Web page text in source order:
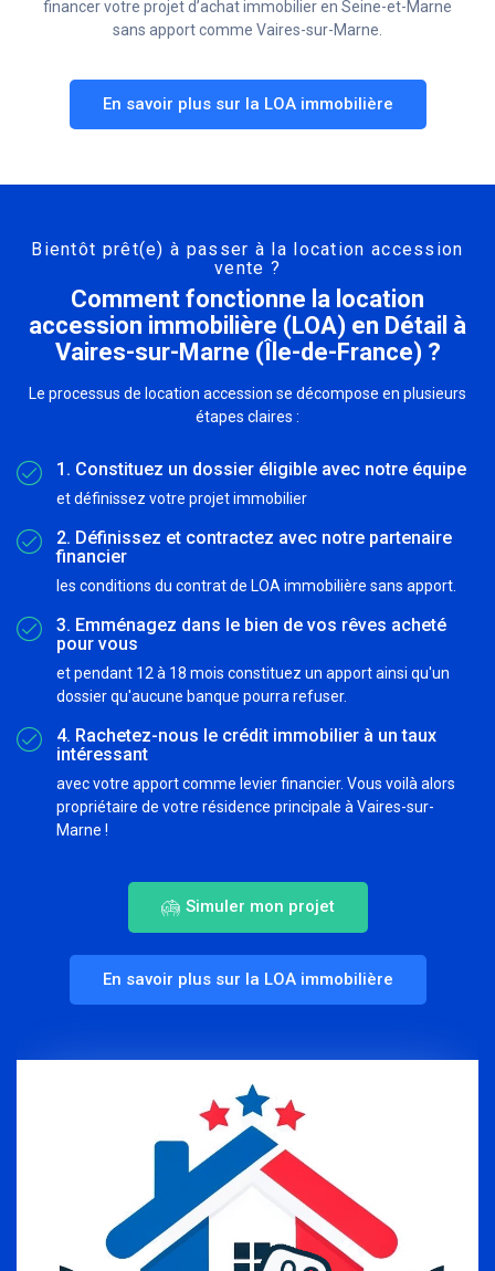
financer votre projet d’achat immobilier en Seine-et-Marne
sans apport comme Vaires-sur-Marne.
En savoir plus sur la LOA immobilière
Bientôt prêt(e) à passer à la location accession
vente ?
Comment fonctionne la location
accession immobilière (LOA) en Détail à
Vaires-sur-Marne (Île-de-France) ?
Le processus de location accession se décompose en plusieurs
étapes claires :
1. Constituez un dossier éligible avec notre équipe
et définissez votre projet immobilier
2. Définissez et contractez avec notre partenaire
financier
les conditions du contrat de LOA immobilière sans apport.
3. Emménagez dans le bien de vos rêves acheté
pour vous
et pendant 12 à 18 mois constituez un apport ainsi qu'un
dossier qu'aucune banque pourra refuser.
4. Rachetez-nous le crédit immobilier à un taux
intéressant
avec votre apport comme levier financier. Vous voilà alors
propriétaire de votre résidence principale à Vaires-sur-
Marne !
Simuler mon projet
En savoir plus sur la LOA immobilière